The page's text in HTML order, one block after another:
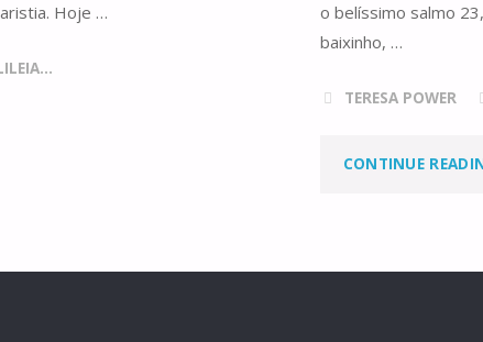
Hoje …
o belíssimo salmo
baixinho, …
TERESA POWER
CONTINUE